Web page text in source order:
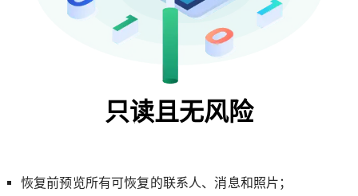
只读且无风险
恢复前预览所有可恢复的联系人、消息和照片；